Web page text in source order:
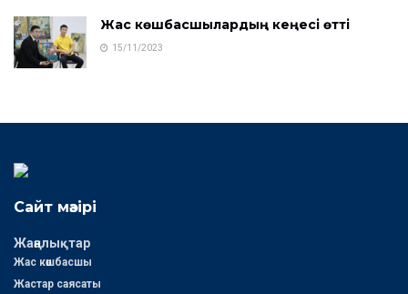
Жас көшбасшылардың кеңесі өтті
15/11/2023
Сайт мәзірі
Жаңалықтар
Жас көшбасшы
Жастар саясаты